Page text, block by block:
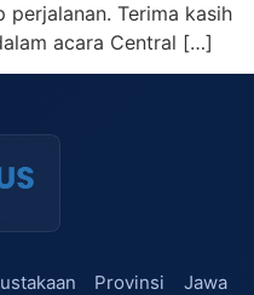
perjalanan. Terima kasih
acara Central […]
Provinsi Jawa